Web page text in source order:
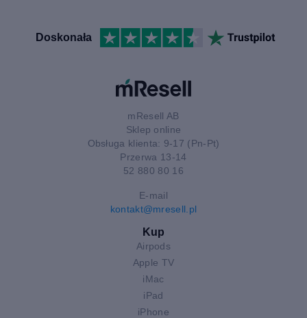
Doskonała
mResell AB
Sklep online
Obsługa klienta: 9-17 (Pn-Pt)
Przerwa 13-14
52 880 80 16
E-mail
kontakt@mresell.pl
Kup
Airpods
Apple TV
iMac
iPad
iPhone